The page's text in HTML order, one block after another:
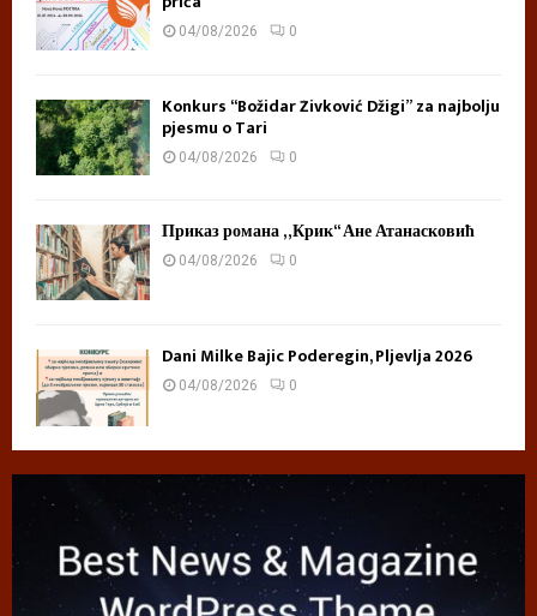
04/08/2026 0
Konkurs “Božidar Živković Džigi” za najbolju
pjesmu o Tari
04/08/2026 0
Приказ романа „Крик“ Ане Атанасковић
04/08/2026 0
Dani Milke Bajic Poderegin, Pljevlja 2026
04/08/2026 0